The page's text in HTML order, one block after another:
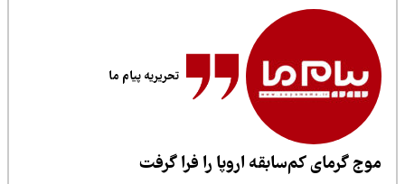
تحریریه پیام ما
گرمای کم‌سابقه اروپا را فرا گرفت